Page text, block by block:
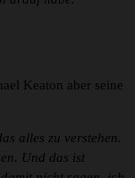
Keaton aber seine
alles zu verstehen.
Und das ist